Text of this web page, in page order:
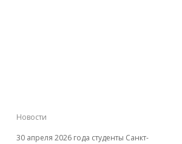
Новости
30 апреля 2026 года студенты Санкт-